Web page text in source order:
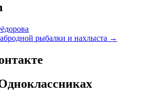
рыбалки и нахлыста →